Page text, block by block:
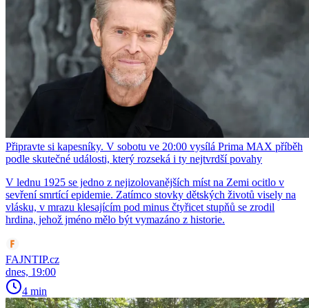
Připravte si kapesníky. V sobotu ve 20:00 vysílá Prima MAX příběh
podle skutečné události, který rozseká i ty nejtvrdší povahy
V lednu 1925 se jedno z nejizolovanějších míst na Zemi ocitlo v
sevření smrtící epidemie. Zatímco stovky dětských životů visely na
vlásku, v mrazu klesajícím pod minus čtyřicet stupňů se zrodil
hrdina, jehož jméno mělo být vymazáno z historie.
FAJNTIP.cz
dnes, 19:00
4 min